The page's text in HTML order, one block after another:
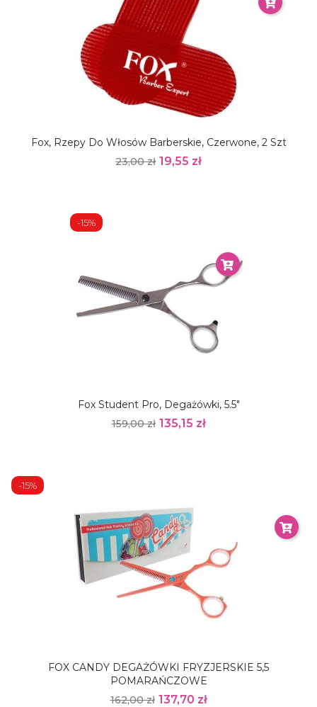
Fox, Rzepy Do Włosów Barberskie, Czerwone, 2 Szt
23,00 zł 19,55 zł
Fox Student Pro, Degażówki, 5.5"
159,00 zł 135,15 zł
-15%
FOX CANDY DEGAŻÓWKI FRYZJERSKIE 5,5
POMARAŃCZOWE
162,00 zł 137,70 zł
-15%